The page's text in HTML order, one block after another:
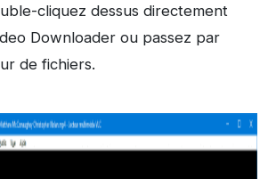
cliquez dessus directement
Downloader ou passez par
de fichiers.